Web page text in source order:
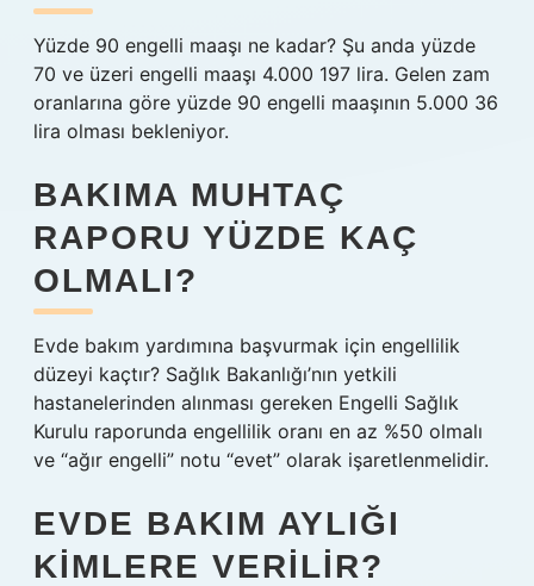
Yüzde 90 engelli maaşı ne kadar? Şu anda yüzde
70 ve üzeri engelli maaşı 4.000 197 lira. Gelen zam
oranlarına göre yüzde 90 engelli maaşının 5.000 36
lira olması bekleniyor.
BAKIMA MUHTAÇ
RAPORU YÜZDE KAÇ
OLMALI?
Evde bakım yardımına başvurmak için engellilik
düzeyi kaçtır? Sağlık Bakanlığı’nın yetkili
hastanelerinden alınması gereken Engelli Sağlık
Kurulu raporunda engellilik oranı en az %50 olmalı
ve “ağır engelli” notu “evet” olarak işaretlenmelidir.
EVDE BAKIM AYLIĞI
KIMLERE VERILIR?